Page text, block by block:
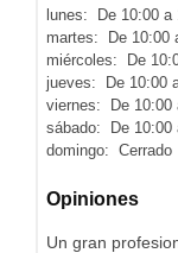
lunes: De 10:00 a
martes: De 10:00
miércoles: De
jueves: De 10:00
viernes: De 10:00
sábado: De 10:00
domingo: Cerrado
Opiniones
Un gran